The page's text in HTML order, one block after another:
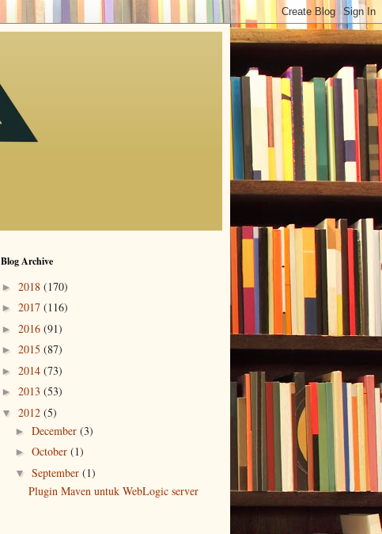
Blog Archive
► 2018 (170)
► 2017 (116)
► 2016 (91)
► 2015 (87)
► 2014 (73)
► 2013 (53)
▼ 2012 (5)
► December (3)
► October (1)
▼ September (1)
Plugin Maven untuk WebLogic server